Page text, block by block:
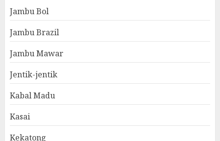
Jambu Bol
Jambu Brazil
Jambu Mawar
Jentik-jentik
Kabal Madu
Kasai
Kekatong